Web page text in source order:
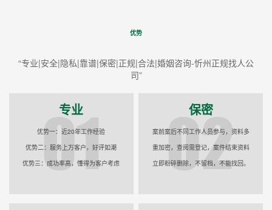
优势
“专业|安全|隐私|靠谱|保密|正规|合法|婚姻咨询-忻州正规找人公
司”
专业
优势一：近20年工作经验
优势二：服务上万客户，好评如潮
优势三：成功率高，懂得为客户考虑
保密
案前案后不同工作人员参与，资料多
重加密，查阅需登记，案件结束资料
立即粉碎删除，不留档，不能找回。